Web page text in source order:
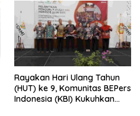
Rayakan Hari Ulang Tahun
(HUT) ke 9, Komunitas BEPers
Indonesia (KBI) Kukuhkan